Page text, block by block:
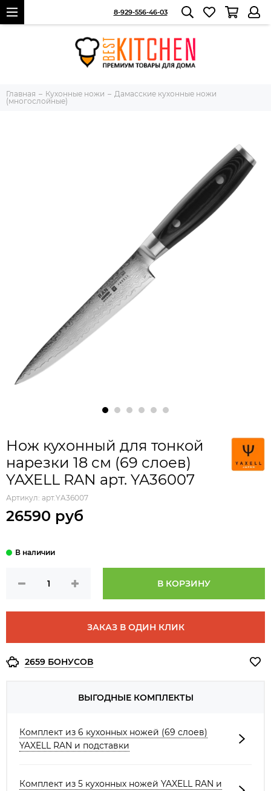
8-929-556-46-03
Главная Кухонные ножи
Дамасские кухонные ножи
(многослойные)
Нож кухонный для тонкой
нарезки 18 см (69 слоев)
YAXELL RAN арт. YA36007
Артикул: арт.YA36007
26590 руб
В КОРЗИНУ
ЗАКАЗ В ОДИН КЛИК
2659 БОНУСОВ
ВЫГОДНЫЕ КОМПЛЕКТЫ
Комплект из 6 кухонных ножей (69 слоев)
YAXELL RAN и подставки
Комплект из 5 кухонных ножей YAXELL RAN и